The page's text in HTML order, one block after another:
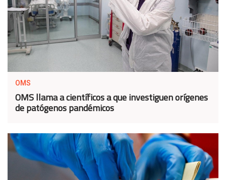
OMS
OMS llama a científicos a que investiguen orígenes
de patógenos pandémicos